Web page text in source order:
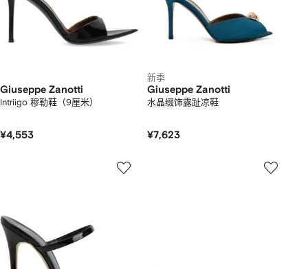
Giuseppe Zanotti
Intriigo 穆勒鞋（9厘米）
¥4,553
新季
Giuseppe Zanotti
水晶缀饰露趾凉鞋
¥7,623